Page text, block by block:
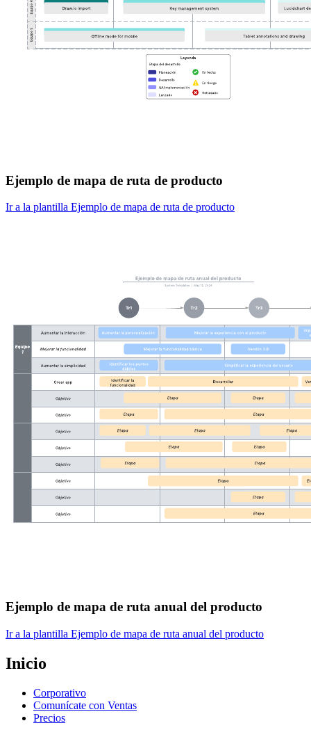
Ejemplo de mapa de ruta de producto
Ir a la plantilla Ejemplo de mapa de ruta de producto
Ejemplo de mapa de ruta anual del producto
Ir a la plantilla Ejemplo de mapa de ruta anual del producto
Inicio
Corporativo
Comunícate con Ventas
Precios